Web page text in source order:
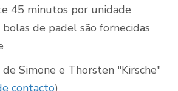
45 minutos por unidade
de padel são fornecidas
Simone e Thorsten "Kirsche"
contacto)